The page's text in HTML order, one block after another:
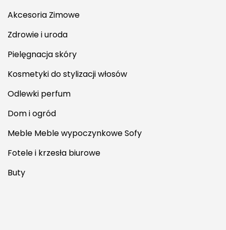
Akcesoria Zimowe
Zdrowie i uroda
Pielęgnacja skóry
Kosmetyki do stylizacji włosów
Odlewki perfum
Dom i ogród
Meble Meble wypoczynkowe Sofy
Fotele i krzesła biurowe
Buty